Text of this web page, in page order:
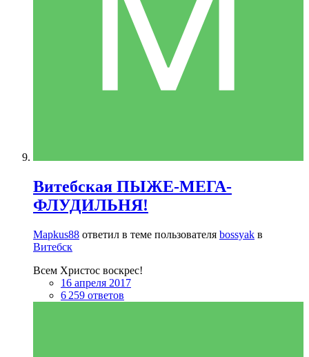
Витебская ПЫЖЕ-МЕГА-
ФЛУДИЛЬНЯ!
Mapkus88 ответил в теме пользователя bossyak в
Витебск
Всем Христос воскрес!
16 апреля 2017
6 259 ответов